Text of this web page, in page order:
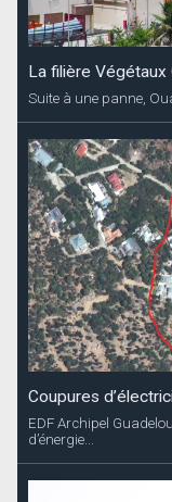
La filière
Suite à une panne,
Coupures
EDF Archipel
d’énergie...